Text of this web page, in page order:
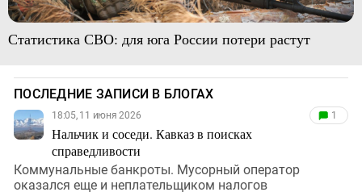
Статистика СВО: для юга России потери растут
ПОСЛЕДНИЕ ЗАПИСИ В БЛОГАХ
18:05, 11 июня 2026
Нальчик и соседи. Кавказ в поисках
справедливости
1
Коммунальные банкроты. Мусорный оператор
оказался еще и неплательщиком налогов